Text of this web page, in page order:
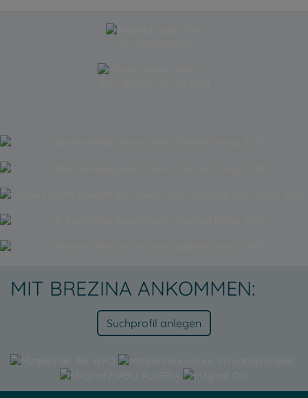
MIT BREZINA ANKOMMEN:
Suchprofil anlegen